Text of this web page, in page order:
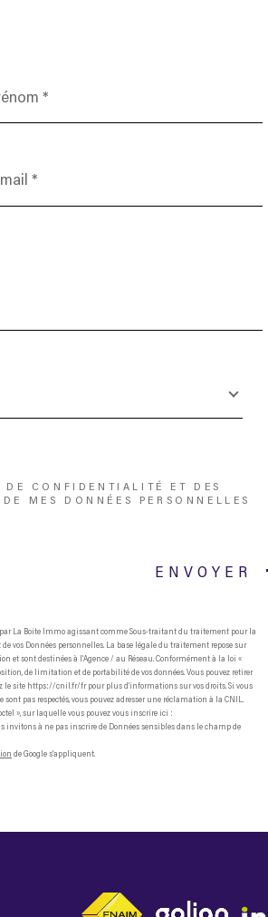
CONFIDENTIALITÉ ET DES
MES DONNÉES PERSONNELLES
ENVOYER
La Boite Immo agissant comme Sous-traitant du traitement pour la
vos Données personnelles. La base légale du traitement repose sur
et sont destinées à l'Agence / au Réseau. Conformément à la loi «
de limitation et de portabilité de vos données. Vous pouvez retirer
le site https://cnil.fr/fr pour plus d’informations sur vos droits. Si vous
pas respectés, vous pouvez adresser une réclamation à la CNIL.
», sur laquelle vous pouvez vous inscrire ici :
invitons à ne pas inscrire de Données sensibles dans le champ de
de Google s'appliquent.